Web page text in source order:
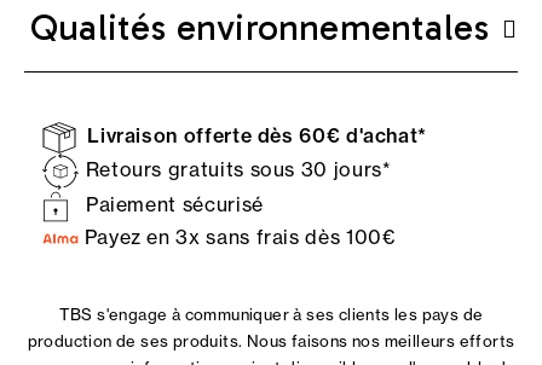
Qualités environnementales
Livraison offerte dès 60€ d'achat*
Retours gratuits sous 30 jours*
Paiement sécurisé
Payez en 3x sans frais dès 100€
TBS s'engage à communiquer à ses clients les pays de
production de ses produits. Nous faisons nos meilleurs efforts